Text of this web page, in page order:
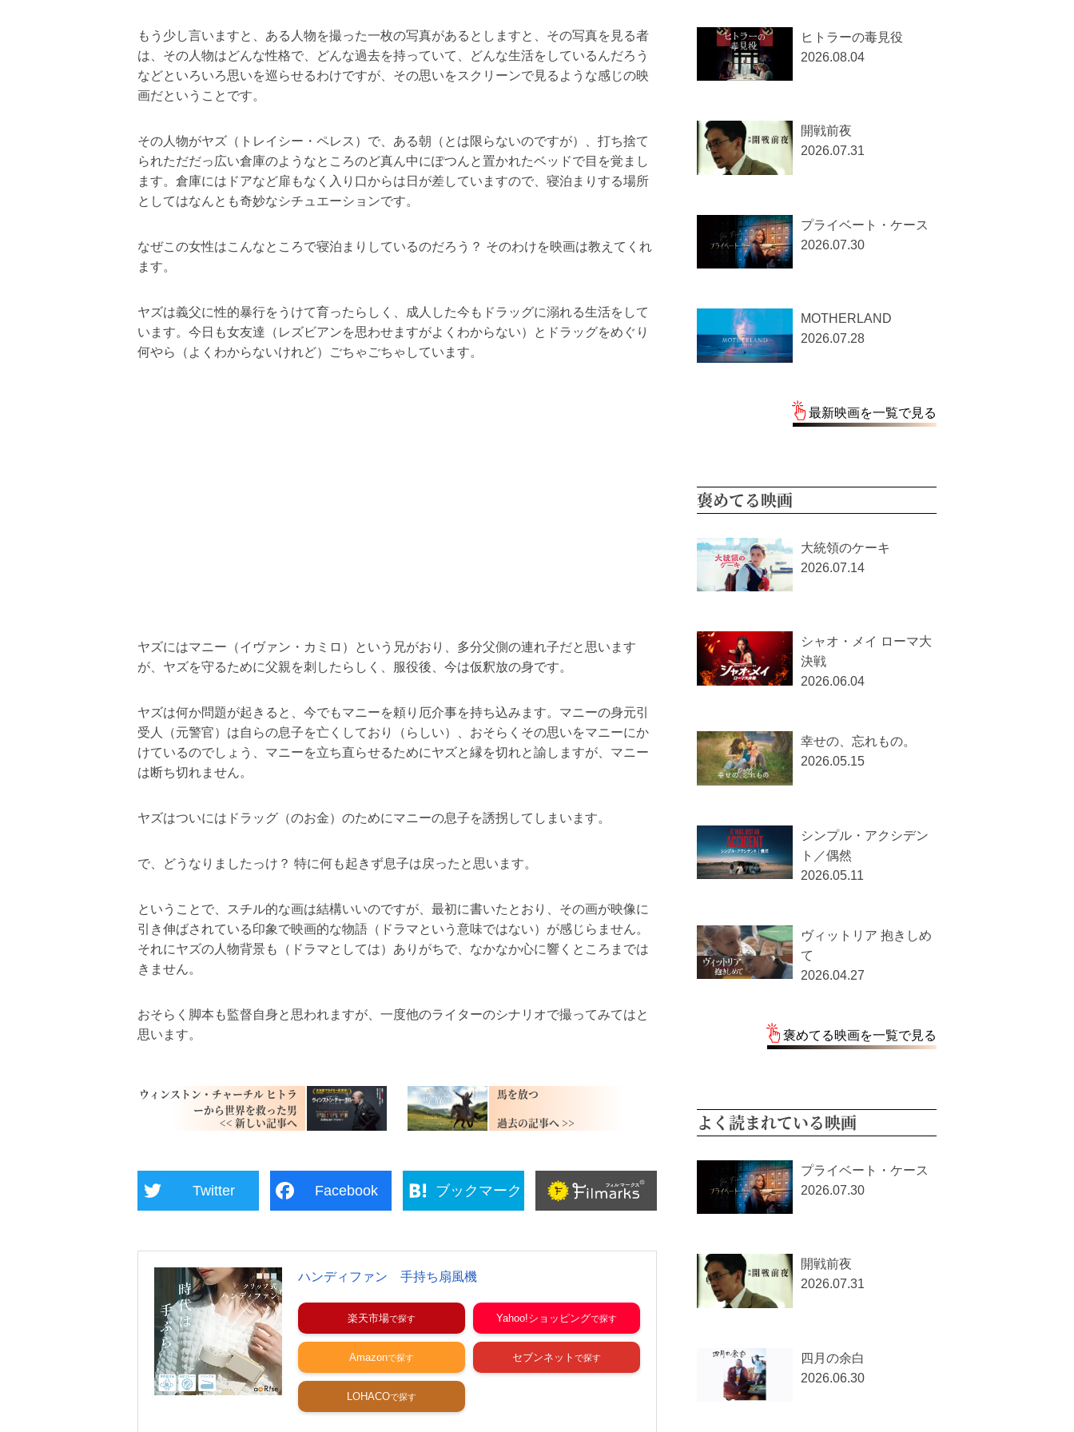
もう少し言いますと、ある人物を撮った一枚の写真があるとしますと、その写真を見る者
は、その人物はどんな性格で、どんな過去を持っていて、どんな生活をしているんだろう
などといろいろ思いを巡らせるわけですが、その思いをスクリーンで見るような感じの映
画だということです。
その人物がヤズ（トレイシー・ペレス）で、ある朝（とは限らないのですが）、打ち捨て
られただだっ広い倉庫のようなところのど真ん中にぽつんと置かれたベッドで目を覚まし
ます。倉庫にはドアなど扉もなく入り口からは日が差していますので、寝泊まりする場所
としてはなんとも奇妙なシチュエーションです。
なぜこの女性はこんなところで寝泊まりしているのだろう？ そのわけを映画は教えてくれ
ます。
ヤズは義父に性的暴行をうけて育ったらしく、成人した今もドラッグに溺れる生活をして
います。今日も女友達（レズビアンを思わせますがよくわからない）とドラッグをめぐり
何やら（よくわからないけれど）ごちゃごちゃしています。
ヤズにはマニー（イヴァン・カミロ）という兄がおり、多分父側の連れ子だと思います
が、ヤズを守るために父親を刺したらしく、服役後、今は仮釈放の身です。
ヤズは何か問題が起きると、今でもマニーを頼り厄介事を持ち込みます。マニーの身元引
受人（元警官）は自らの息子を亡くしており（らしい）、おそらくその思いをマニーにか
けているのでしょう、マニーを立ち直らせるためにヤズと縁を切れと諭しますが、マニー
は断ち切れません。
ヤズはついにはドラッグ（のお金）のためにマニーの息子を誘拐してしまいます。
で、どうなりましたっけ？ 特に何も起きず息子は戻ったと思います。
ということで、スチル的な画は結構いいのですが、最初に書いたとおり、その画が映像に
引き伸ばされている印象で映画的な物語（ドラマという意味ではない）が感じらません。
それにヤズの人物背景も（ドラマとしては）ありがちで、なかなか心に響くところまでは
きません。
おそらく脚本も監督自身と思われますが、一度他のライターのシナリオで撮ってみてはと
思います。
馬を放つ
ウィンストン・チャーチル ヒトラ
ーから世界を救った男
Twitter Facebook ブックマーク
ハンディファン 手持ち扇風機
楽天市場 Yahoo!ショッピング
Amazon セブンネット
LOHACO
ヒトラーの毒見役
2026.08.04
開戦前夜
2026.07.31
プライベート・ケース
2026.07.30
MOTHERLAND
2026.07.28
最新映画を一覧で見る
褒めてる映画
大統領のケーキ
2026.07.14
シャオ・メイ ローマ大
決戦
2026.06.04
幸せの、忘れもの。
2026.05.15
シンプル・アクシデン
ト／偶然
2026.05.11
ヴィットリア 抱きしめ
て
2026.04.27
褒めてる映画を一覧で見る
よく読まれている映画
プライベート・ケース
2026.07.30
開戦前夜
2026.07.31
四月の余白
2026.06.30